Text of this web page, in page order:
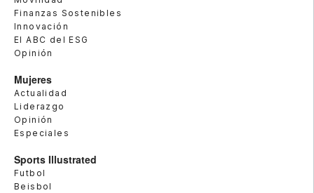
Finanzas Sostenibles
Innovación
El ABC del ESG
Opinión
Mujeres
Actualidad
Liderazgo
Opinión
Especiales
Sports Illustrated
Futbol
Beisbol